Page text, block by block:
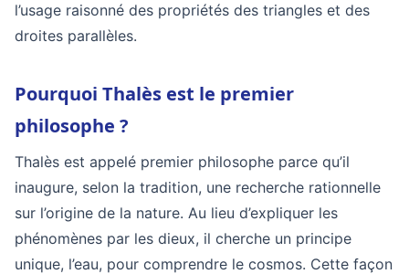
l’usage raisonné des propriétés des triangles et des
droites parallèles.
Pourquoi Thalès est le premier
philosophe ?
Thalès est appelé premier philosophe parce qu’il
inaugure, selon la tradition, une recherche rationnelle
sur l’origine de la nature. Au lieu d’expliquer les
phénomènes par les dieux, il cherche un principe
unique, l’eau, pour comprendre le cosmos. Cette façon